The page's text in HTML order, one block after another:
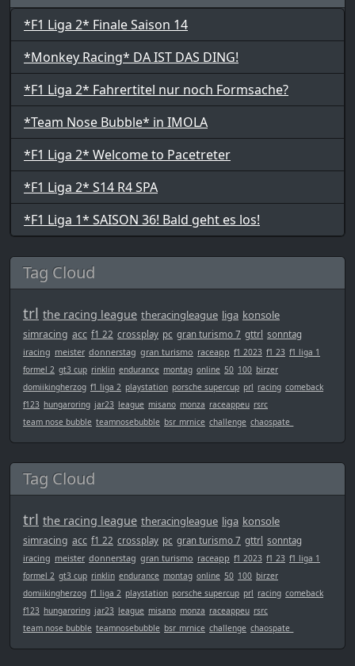
*F1 Liga 2* Finale Saison 14
*Monkey Racing* DA IST DAS DING!
*F1 Liga 2* Fahrertitel nur noch Formsache?
*Team Nose Bubble* in IMOLA
*F1 Liga 2* Welcome to Pacetreter
*F1 Liga 2* S14 R4 SPA
*F1 Liga 1* SAISON 36! Bald geht es los!
Tag Cloud
trl the racing league theracingleague liga konsole
simracing acc f1 22 crossplay pc gran turismo 7 gttrl sonntag
iracing meister donnerstag gran turismo raceapp f1 2023 f1 23 f1 liga 1
formel 2 gt3 cup rinklin endurance montag online 50 100 birzer
domiikingherzog f1 liga 2 playstation porsche supercup prl racing comeback
f123 hungaroring jar23 league misano monza raceappeu rsrc
team nose bubble teamnosebubble bsr_mrnice challenge chaospate_
Tag Cloud
trl the racing league theracingleague liga konsole
simracing acc f1 22 crossplay pc gran turismo 7 gttrl sonntag
iracing meister donnerstag gran turismo raceapp f1 2023 f1 23 f1 liga 1
formel 2 gt3 cup rinklin endurance montag online 50 100 birzer
domiikingherzog f1 liga 2 playstation porsche supercup prl racing comeback
f123 hungaroring jar23 league misano monza raceappeu rsrc
team nose bubble teamnosebubble bsr_mrnice challenge chaospate_